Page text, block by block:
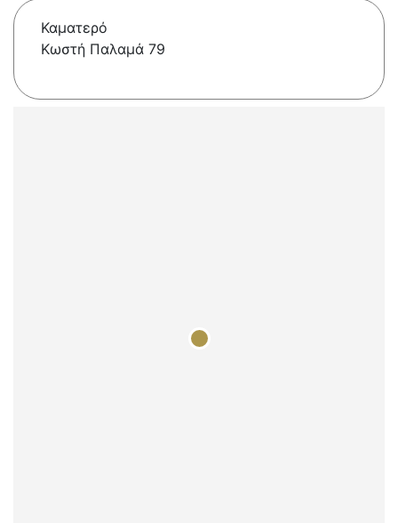
Καματερό
Κωστή Παλαμά 79